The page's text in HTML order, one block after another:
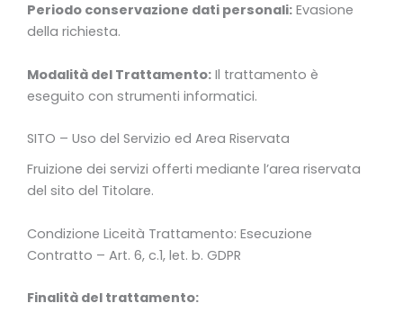
Periodo conservazione dati personali: Evasione
della richiesta.
Modalità del Trattamento: Il trattamento è
eseguito con strumenti informatici.
SITO – Uso del Servizio ed Area Riservata
Fruizione dei servizi offerti mediante l’area riservata
del sito del Titolare.
Condizione Liceità Trattamento: Esecuzione
Contratto – Art. 6, c.1, let. b. GDPR
Finalità del trattamento: